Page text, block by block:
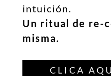
intuición.
Un ritual de re-
misma.
CLICA